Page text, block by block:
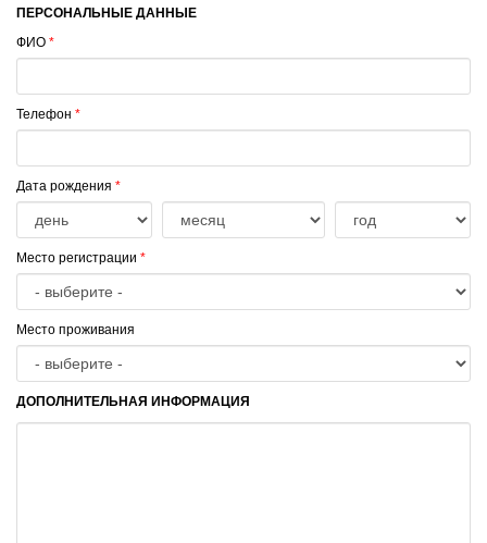
ПЕРСОНАЛЬНЫЕ ДАННЫЕ
ФИО *
Телефон *
Дата рождения *
Место регистрации *
Место проживания
ДОПОЛНИТЕЛЬНАЯ ИНФОРМАЦИЯ